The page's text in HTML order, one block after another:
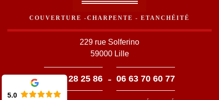
COUVERTURE -CHARPENTE - ETANCHÉITÉ
229 rue Solferino
59000 Lille
03 59 28 25 86 - 06 63 70 60 77
5.0